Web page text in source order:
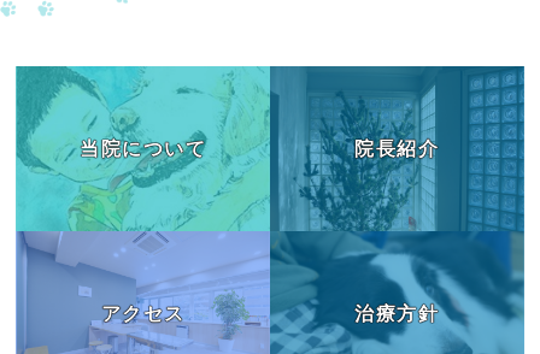
当院について 院長紹介
アクセス 治療方針